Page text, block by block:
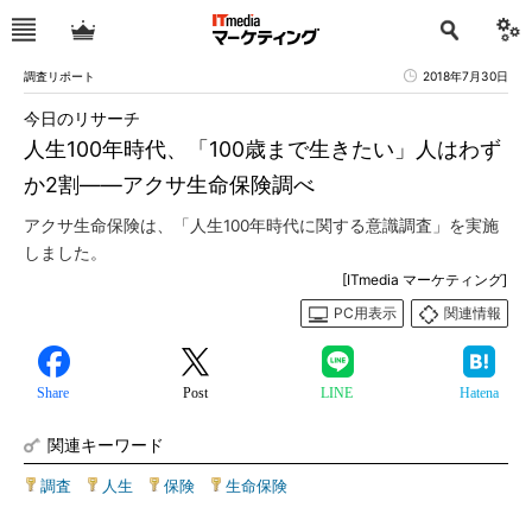
調査リポート 2018年7月30日
人生100年時代、「100歳まで生きたい」人はわず
か2割――アクサ生命保険調べ
今日のリサーチ
アクサ生命保険は、「人生100年時代に関する意識調査」を実施
しました。
[ITmedia マーケティング]
PC用表示
関連情報
Share Post LINE Hatena
関連キーワード
調査 人生 保険 生命保険